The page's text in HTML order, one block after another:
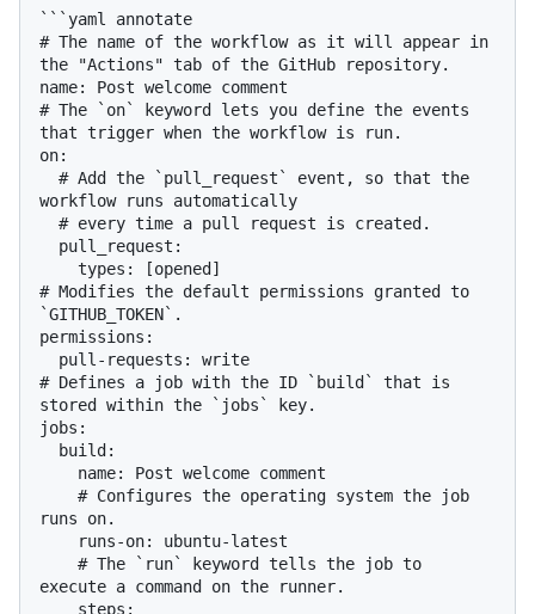
```yaml annotate
# The name of the workflow as it will appear in
the "Actions" tab of the GitHub repository.
name: Post welcome comment
# The `on` keyword lets you define the events
that trigger when the workflow is run.
on:
workflow runs automatically
# Modifies the default permissions granted to
`GITHUB_TOKEN`.
permissions:
# Defines a job with the ID `build` that is
stored within the `jobs` key.
jobs:
runs on.
execute a command on the runner.